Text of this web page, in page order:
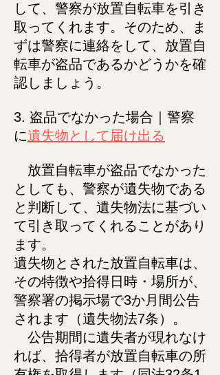
して、警察が放置自転車を引き
取ってくれます。そのため、ま
ずは警察に連絡をして、放置自
転車が盗品であるかどうかを確
認しましょう。
3. 盗品でなかった場合｜警察
に遺失物として届け出る
放置自転車が盗品でなかった
としても、警察が遺失物である
と判断して、遺失物法に基づい
て引き取ってくれることがあり
ます。
遺失物とされた放置自転車は、
その特徴や拾得日時・場所が、
警察署の掲示場で3か月間公告
されます（遺失物法7条）。
公告期間に遺失者が現れなけ
れば、拾得者が放置自転車の所